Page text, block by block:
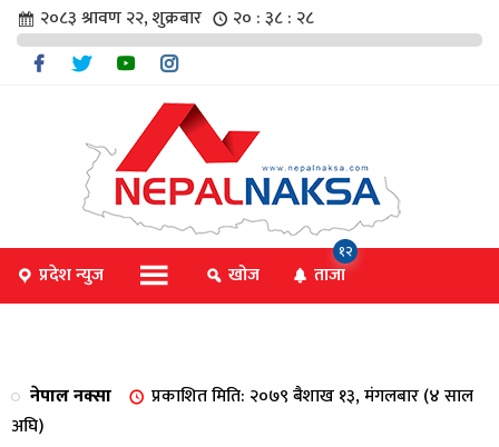
२०८३ श्रावण २२, शुक्रबार २० : ३८ : २८
प्रदेश न्युज खोज ताजा
१२
नेपाल नक्सा
प्रकाशित मिति: २०७९ बैशाख १३, मंगलबार (४ साल
अघि)